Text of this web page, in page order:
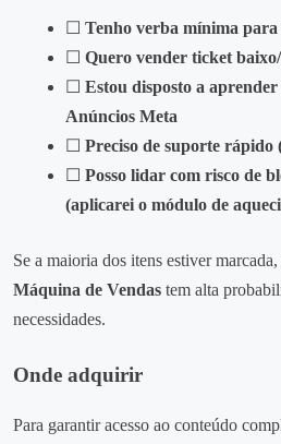
☐ Tenho verba mínima
☐ Quero vender ticket
☐ Estou disposto a
Anúncios Meta
☐ Preciso de suporte rápido
☐ Posso lidar com risco de
(aplicarei o módulo de
Se a maioria dos itens estiver
Máquina de Vendas tem alta
necessidades.
Onde adquirir
Para garantir acesso ao conteúdo